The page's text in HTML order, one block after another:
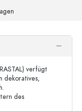
verfügt
dekoratives,
des